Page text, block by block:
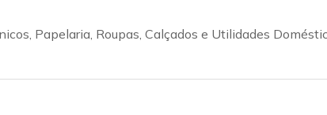
Papelaria, Roupas, Calçados e Utilidades